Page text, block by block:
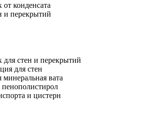
конденсата
и перекрытий
стен и перекрытий
для стен
вата
и цистерн